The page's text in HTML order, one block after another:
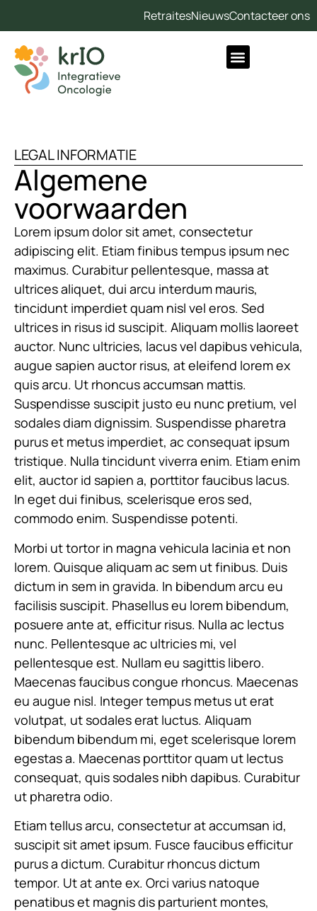
RetraitesNieuwsContacteer ons
LEGAL INFORMATIE
Algemene
voorwaarden
Lorem ipsum dolor sit amet, consectetur
adipiscing elit. Etiam finibus tempus ipsum nec
maximus. Curabitur pellentesque, massa at
ultrices aliquet, dui arcu interdum mauris,
tincidunt imperdiet quam nisl vel eros. Sed
ultrices in risus id suscipit. Aliquam mollis laoreet
auctor. Nunc ultricies, lacus vel dapibus vehicula,
augue sapien auctor risus, at eleifend lorem ex
quis arcu. Ut rhoncus accumsan mattis.
Suspendisse suscipit justo eu nunc pretium, vel
sodales diam dignissim. Suspendisse pharetra
purus et metus imperdiet, ac consequat ipsum
tristique. Nulla tincidunt viverra enim. Etiam enim
elit, auctor id sapien a, porttitor faucibus lacus.
In eget dui finibus, scelerisque eros sed,
commodo enim. Suspendisse potenti.
Morbi ut tortor in magna vehicula lacinia et non
lorem. Quisque aliquam ac sem ut finibus. Duis
dictum in sem in gravida. In bibendum arcu eu
facilisis suscipit. Phasellus eu lorem bibendum,
posuere ante at, efficitur risus. Nulla ac lectus
nunc. Pellentesque ac ultricies mi, vel
pellentesque est. Nullam eu sagittis libero.
Maecenas faucibus congue rhoncus. Maecenas
eu augue nisl. Integer tempus metus ut erat
volutpat, ut sodales erat luctus. Aliquam
bibendum bibendum mi, eget scelerisque lorem
egestas a. Maecenas porttitor quam ut lectus
consequat, quis sodales nibh dapibus. Curabitur
ut pharetra odio.
Etiam tellus arcu, consectetur at accumsan id,
suscipit sit amet ipsum. Fusce faucibus efficitur
purus a dictum. Curabitur rhoncus dictum
tempor. Ut at ante ex. Orci varius natoque
penatibus et magnis dis parturient montes,